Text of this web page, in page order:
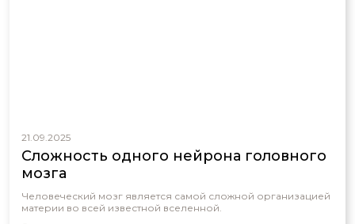
21.09.2025
Сложность одного нейрона головного
мозга
Человеческий мозг является самой сложной организацией
материи во всей известной вселенной.